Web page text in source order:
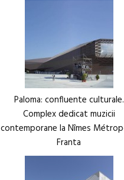
Paloma: confluente culturale.
Complex dedicat muzicii
contemporane la Nîmes
Franta